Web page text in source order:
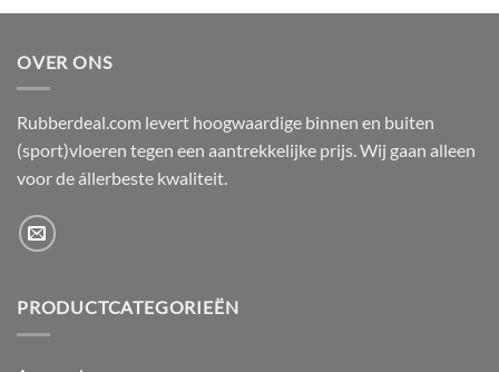
OVER ONS
Rubberdeal.com levert hoogwaardige binnen en buiten
(sport)vloeren tegen een aantrekkelijke prijs. Wij gaan alleen
voor de állerbeste kwaliteit.
PRODUCTCATEGORIEËN